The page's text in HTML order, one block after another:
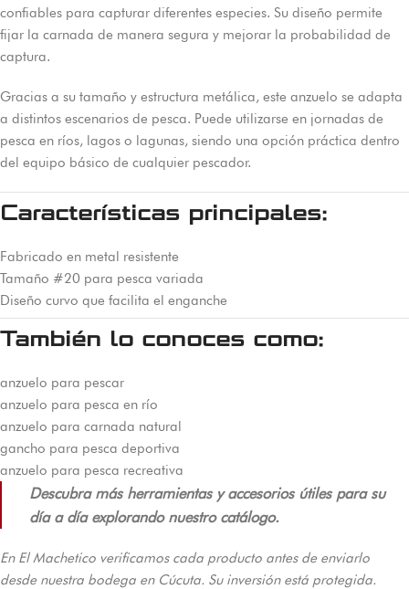
confiables para capturar diferentes especies. Su diseño permite
fijar la carnada de manera segura y mejorar la probabilidad de
captura.
Gracias a su tamaño y estructura metálica, este anzuelo se adapta
a distintos escenarios de pesca. Puede utilizarse en jornadas de
pesca en ríos, lagos o lagunas, siendo una opción práctica dentro
del equipo básico de cualquier pescador.
Características principales:
Fabricado en metal resistente
Tamaño #20 para pesca variada
Diseño curvo que facilita el enganche
También lo conoces como:
anzuelo para pescar
anzuelo para pesca en río
anzuelo para carnada natural
gancho para pesca deportiva
anzuelo para pesca recreativa
Descubra más herramientas y accesorios útiles para su
día a día explorando nuestro catálogo.
En El Machetico verificamos cada producto antes de enviarlo
desde nuestra bodega en Cúcuta. Su inversión está protegida.